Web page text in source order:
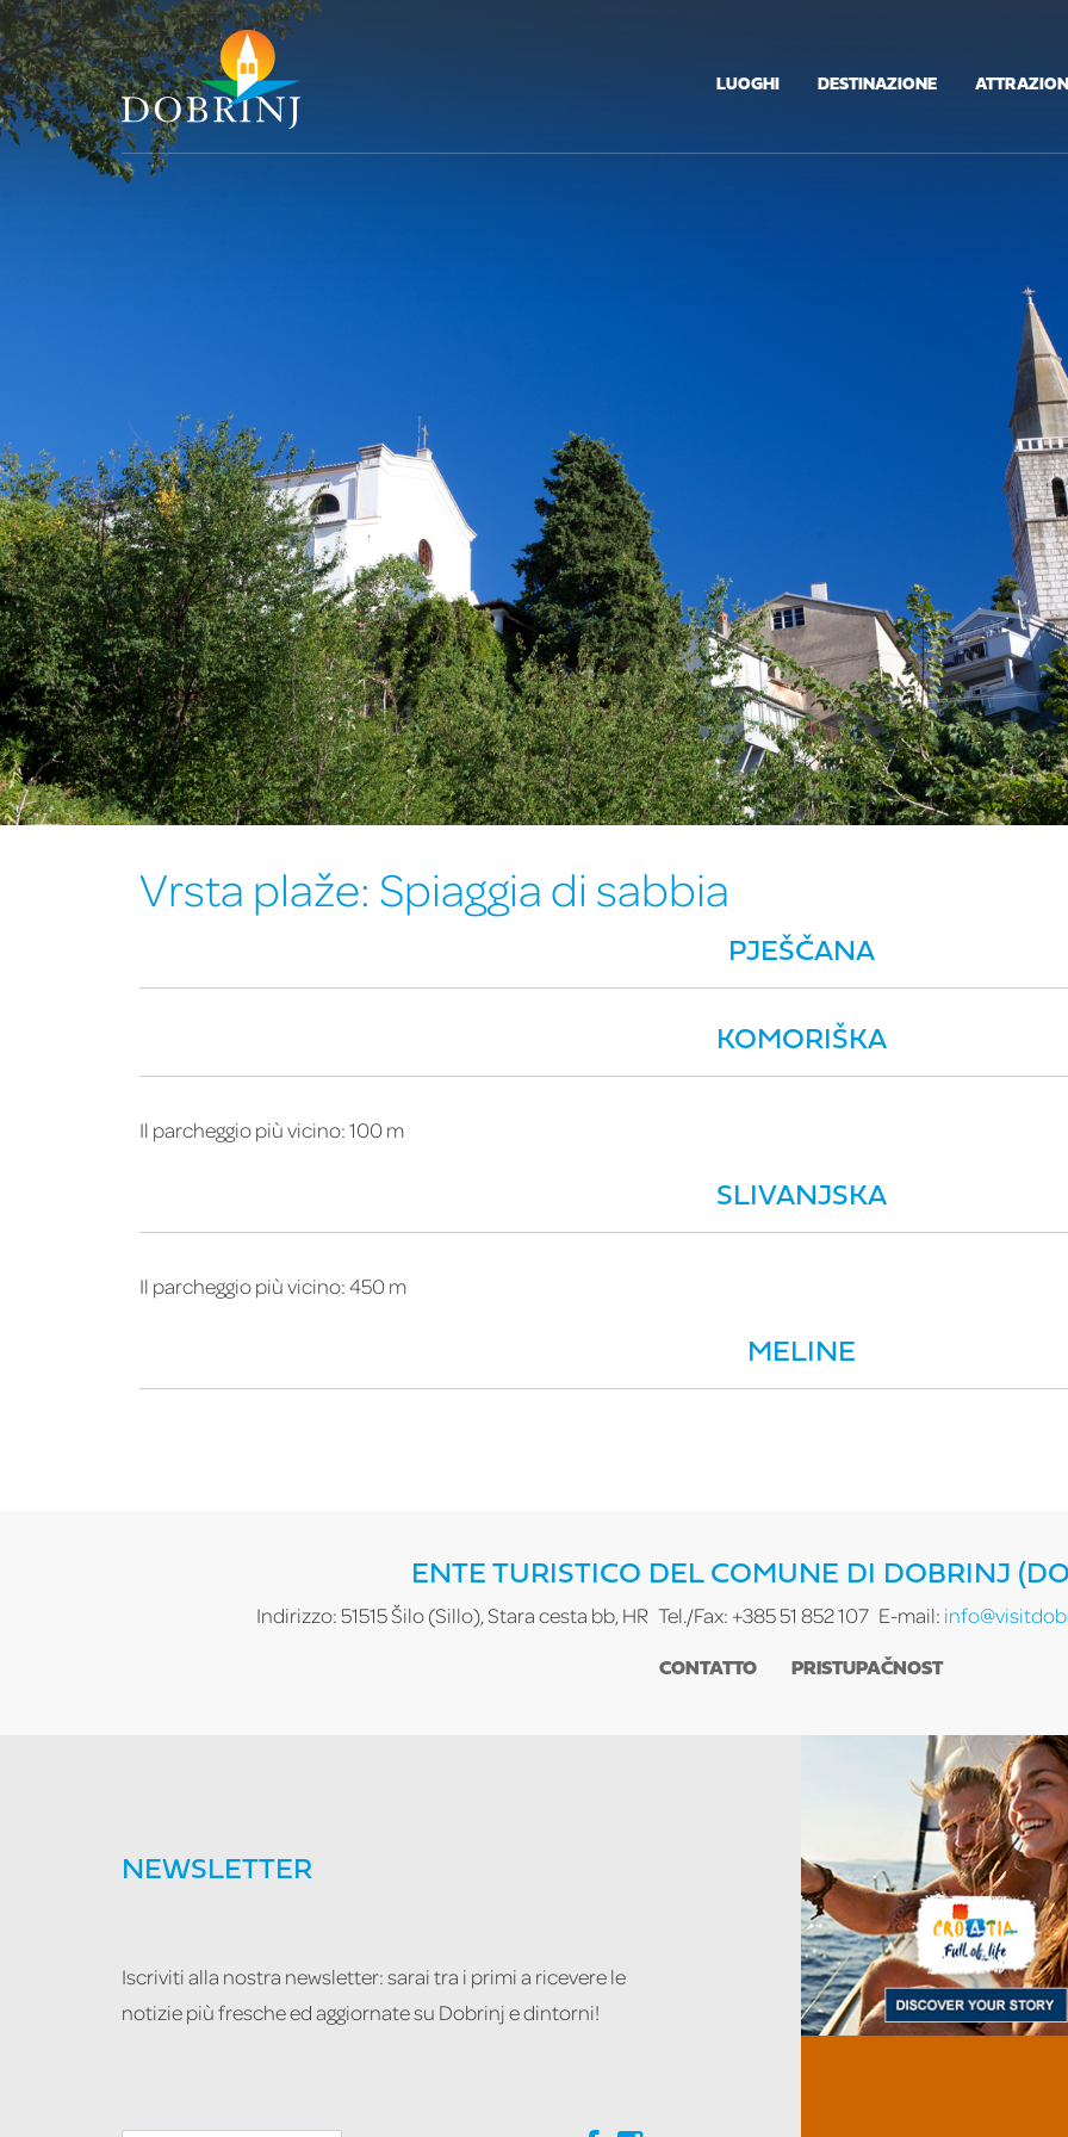
LUOGHI DESTINAZIONE ATTRAZIONI
Vrsta plaže: Spiaggia di sabbia
PJEŠČANA
KOMORIŠKA
Il parcheggio più vicino: 100 m
SLIVANJSKA
Il parcheggio più vicino: 450 m
MELINE
ENTE TURISTICO DEL COMUNE DI DOBRINJ
Indirizzo: 51515 Šilo (Sillo), Stara cesta bb, HR Tel./Fax: +385 51 852 107 E-mail:
CONTATTO PRISTUPAČNOST
NEWSLETTER
Iscriviti alla nostra newsletter: sarai tra i primi a ricevere le
notizie più fresche ed aggiornate su Dobrinj e dintorni!